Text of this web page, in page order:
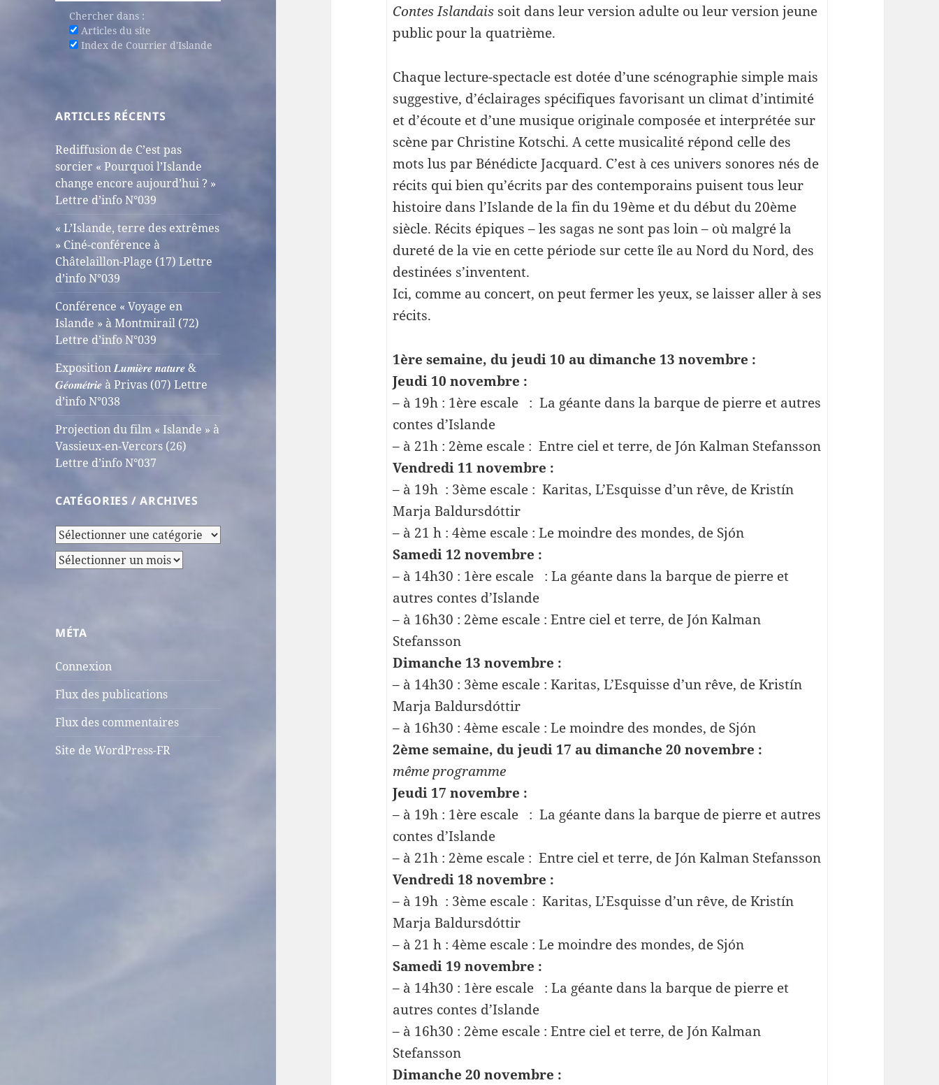
Chercher dans :
Articles du site
Index de Courrier d'Islande
ARTICLES RÉCENTS
Rediffusion de C’est pas
sorcier « Pourquoi l’Islande
change encore aujourd’hui ? »
Lettre d’info N°039
« L’Islande, terre des extrêmes
» Ciné-conférence à
Châtelaillon-Plage (17) Lettre
d’info N°039
Conférence « Voyage en
Islande » à Montmirail (72)
Lettre d’info N°039
Exposition 𝑳𝒖𝒎𝒊𝒆̀𝒓𝒆 𝒏𝒂𝒕𝒖𝒓𝒆 &
𝑮𝒆́𝒐𝒎𝒆́𝒕𝒓𝒊𝒆 à Privas (07) Lettre
d’info N°038
Projection du film « Islande » à
Vassieux-en-Vercors (26)
Lettre d’info N°037
CATÉGORIES / ARCHIVES
Catégories
/
Archives
Archives
MÉTA
Connexion
Flux des publications
Flux des commentaires
Site de WordPress-FR
Contes Islandaissoit dans leur version adulte ou leur version jeune
public pour la quatrième.
Chaque lecture-spectacle est dotée d’une scénographie simple mais
suggestive, d’éclairages spécifiques favorisant un climat d’intimité
et d’écoute et d’une musique originale composée et interprétée sur
scène par Christine Kotschi. A cette musicalité répond celle des
mots lus par Bénédicte Jacquard. C’est à ces univers sonores nés de
récits qui bien qu’écrits par des contemporains puisent tous leur
histoire dans l’Islande de la fin du 19ème et du début du 20ème
siècle. Récits épiques – les sagas ne sont pas loin – où malgré la
dureté de la vie en cette période sur cette île au Nord du Nord, des
destinées s’inventent.
Ici, comme au concert, on peut fermer les yeux, se laisser aller à ses
récits.
1ère semaine, du jeudi 10 au dimanche 13 novembre :
Jeudi 10 novembre :
– à 19h : 1ère escale : La géante dans la barque de pierre et autres
contes d’Islande
– à 21h : 2ème escale : Entre ciel et terre, de Jón Kalman Stefansson
Vendredi 11 novembre :
– à 19h : 3ème escale : Karitas, L’Esquisse d’un rêve, de Kristín
Marja Baldursdóttir
– à 21 h : 4ème escale : Le moindre des mondes, de Sjón
Samedi 12 novembre :
– à 14h30 : 1ère escale : La géante dans la barque de pierre et
autres contes d’Islande
– à 16h30 : 2ème escale : Entre ciel et terre, de Jón Kalman
Stefansson
Dimanche 13 novembre :
– à 14h30 : 3ème escale : Karitas, L’Esquisse d’un rêve, de Kristín
Marja Baldursdóttir
– à 16h30 : 4ème escale : Le moindre des mondes, de Sjón
2ème semaine, du jeudi 17 au dimanche 20 novembre :
même programme
Jeudi 17 novembre :
– à 19h : 1ère escale : La géante dans la barque de pierre et autres
contes d’Islande
– à 21h : 2ème escale : Entre ciel et terre, de Jón Kalman Stefansson
Vendredi 18 novembre :
– à 19h : 3ème escale : Karitas, L’Esquisse d’un rêve, de Kristín
Marja Baldursdóttir
– à 21 h : 4ème escale : Le moindre des mondes, de Sjón
Samedi 19 novembre :
– à 14h30 : 1ère escale : La géante dans la barque de pierre et
autres contes d’Islande
– à 16h30 : 2ème escale : Entre ciel et terre, de Jón Kalman
Stefansson
Dimanche 20 novembre :